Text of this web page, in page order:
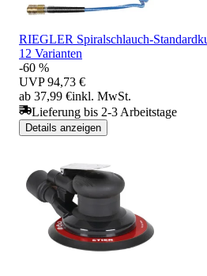
RIEGLER Spiralschlauch-
12 Varianten
-60 %
UVP 94,73 €
ab 37,99 €inkl. MwSt.
Lieferung bis 2-3 Arbeitstage
Details anzeigen